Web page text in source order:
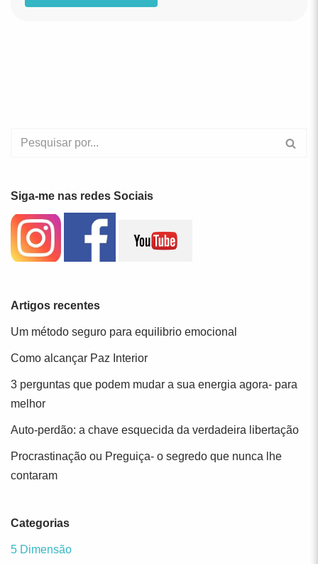
Siga-me nas redes Sociais
Artigos recentes
Um método seguro para equilibrio emocional
Como alcançar Paz Interior
3 perguntas que podem mudar a sua energia agora- para
melhor
Auto-perdão: a chave esquecida da verdadeira libertação
Procrastinação ou Preguiça- o segredo que nunca lhe
contaram
Categorias
5 Dimensão